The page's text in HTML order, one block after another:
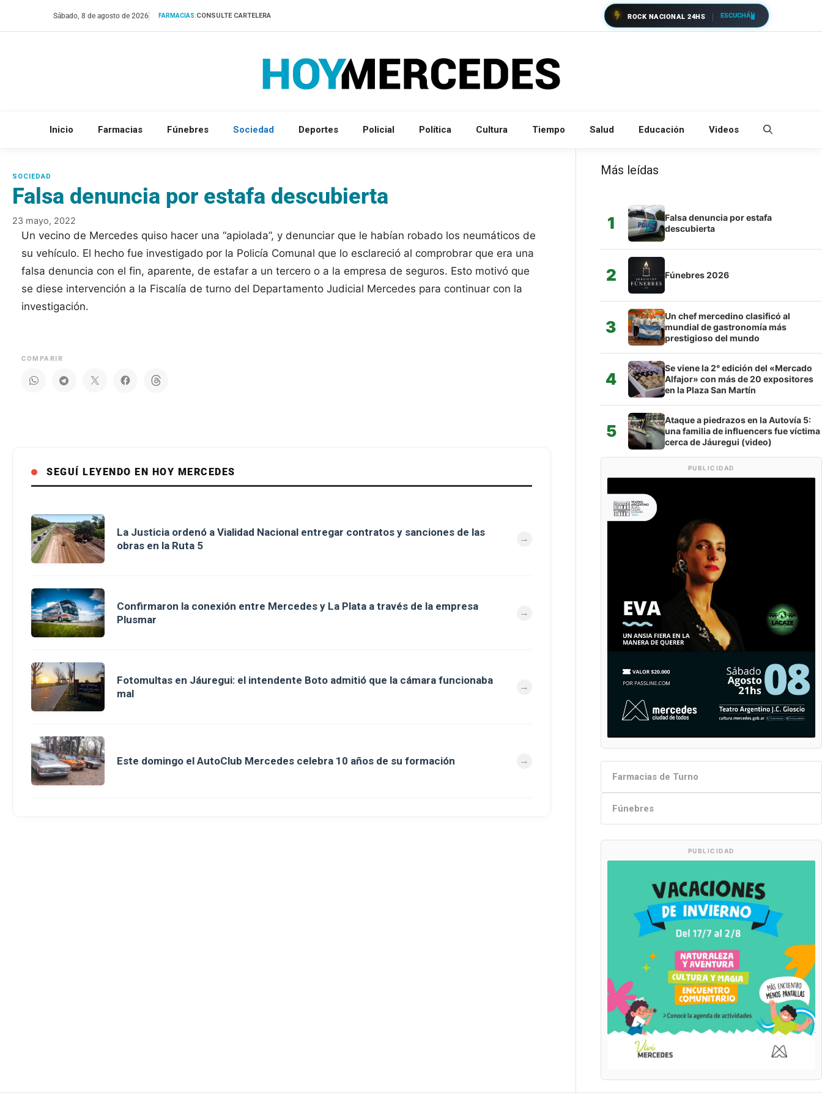
Sábado, 8 de agosto de 2026 FARMACIAS:CONSULTE CARTELERA ROCK NACIONAL 24HS ESCUCHÁ
Inicio Farmacias Fúnebres Sociedad Deportes Policial Política Cultura Tiempo Salud Educación Videos
Falsa denuncia por estafa descubierta
23 mayo, 2022
Un vecino de Mercedes quiso hacer una “apiolada”, y denunciar que le habían robado los neumáticos de
su vehículo. El hecho fue investigado por la Policía Comunal que lo esclareció al comprobrar que era una
falsa denuncia con el fin, aparente, de estafar a un tercero o a la empresa de seguros. Esto motivó que
se diese intervención a la Fiscalía de turno del Departamento Judicial Mercedes para continuar con la
investigación.
COMPARIR
SEGUÍ LEYENDO EN HOY MERCEDES
La Justicia ordenó a Vialidad Nacional entregar contratos y sanciones de las
obras en la Ruta 5
Confirmaron la conexión entre Mercedes y La Plata a través de la empresa
Plusmar
Fotomultas en Jáuregui: el intendente Boto admitió que la cámara funcionaba
mal
Este domingo el AutoClub Mercedes celebra 10 años de su formación
Más leídas
1
Falsa denuncia por estafa
descubierta
2 Fúnebres 2026
3
Un chef mercedino clasificó al
mundial de gastronomía más
prestigioso del mundo
4
Se viene la 2° edición del «Mercado
Alfajor» con más de 20 expositores
en la Plaza San Martín
5
Ataque a piedrazos en la Autovía 5:
una familia de influencers fue víctima
cerca de Jáuregui (video)
PUBLICIDAD
Farmacias de Turno
Fúnebres
PUBLICIDAD